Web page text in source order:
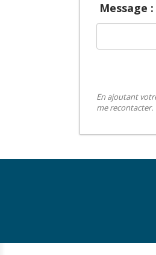
Message :
En ajoutant
me recontacter.